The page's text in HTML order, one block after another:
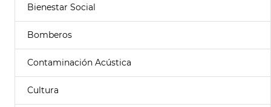
Bienestar Social
Bomberos
Contaminación Acústica
Cultura